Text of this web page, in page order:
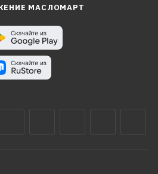
МАСЛОМАРТ